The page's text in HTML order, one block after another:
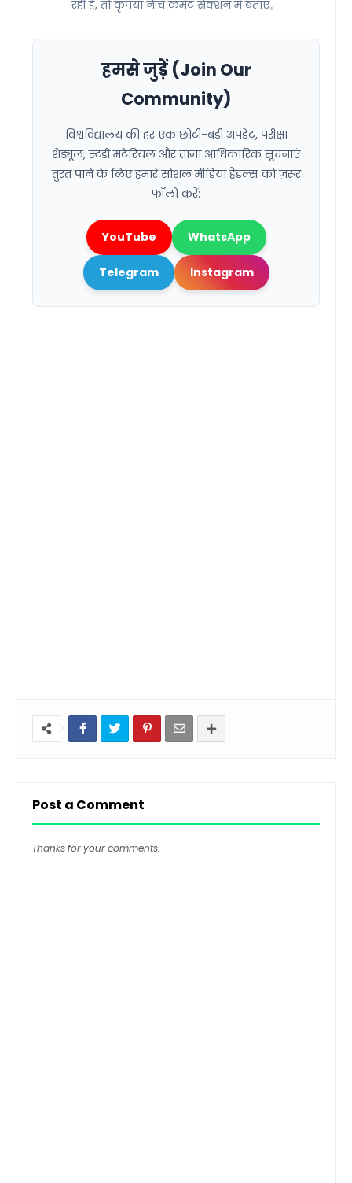
रही है, तो कृपया नीचे कमेंट सेक्शन में बताएं。
हमसे जुड़ें (Join Our
Community)
विश्वविद्यालय की हर एक छोटी-बड़ी अपडेट, परीक्षा
शेड्यूल, स्टडी मटेरियल और ताज़ा आधिकारिक सूचनाएं
तुरंत पाने के लिए हमारे सोशल मीडिया हैंडल्स को ज़रूर
फॉलो करें:
YouTube WhatsApp
Telegram Instagram
Post a Comment
Thanks for your comments.